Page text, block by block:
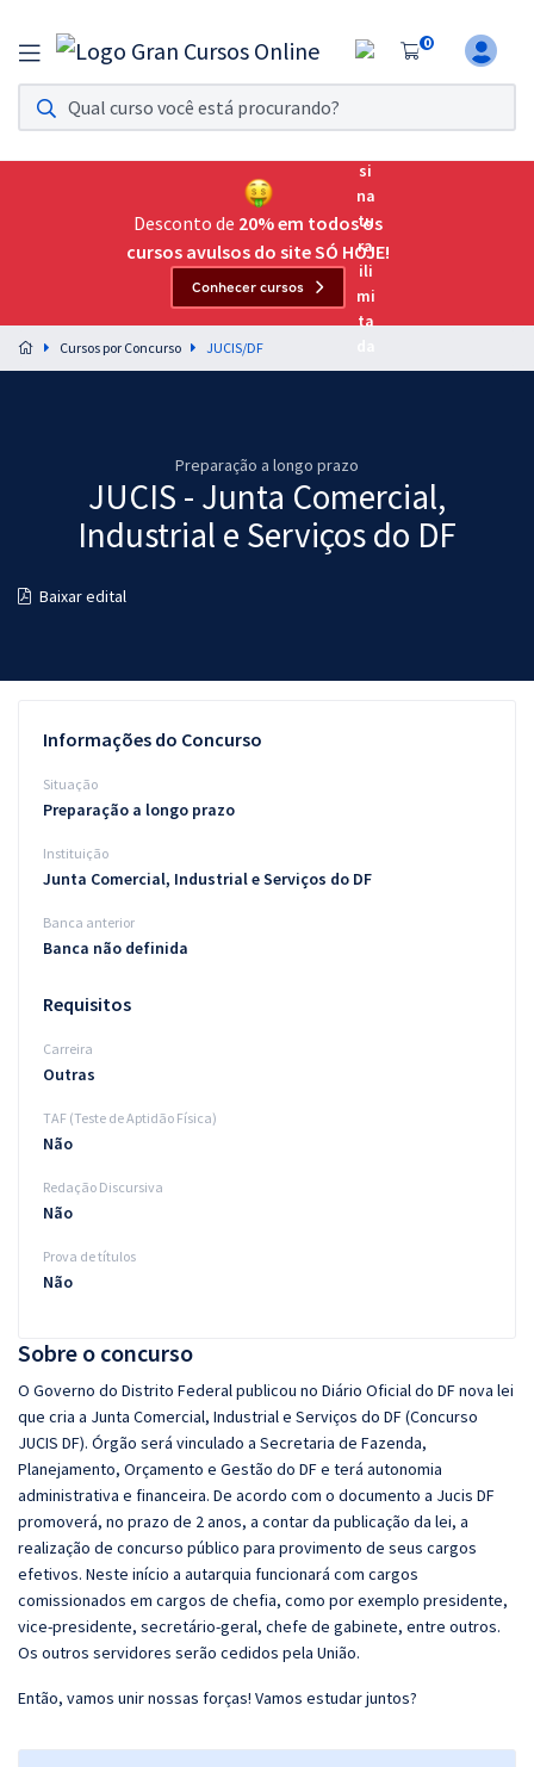
0
Assinatura Ilimitada 11
Acesso a todos os cursos. Teste grátis por 7 dias!
Assinatura OAB Até Passar
Acesso ilimitado a toda preparação para o Exame da
Preparação completa e intensiva para as principais
residências em saúde do Brasil
Assinatura Ilimitada
Cursos 20% OFF
Graduação
Questões grátis
Blog
Aprovados
Desconto de 20% em todos os
cursos avulsos do site SÓ HOJE!
Conhecer cursos
Cursos por Concurso JUCIS/DF
Preparação a longo prazo
JUCIS - Junta Comercial,
Industrial e Serviços do DF
Baixar edital
Sobre o concurso
O Governo do Distrito Federal publicou no Diário Oficial do DF nova lei
que cria a Junta Comercial, Industrial e Serviços do DF (Concurso
JUCIS DF). Órgão será vinculado a Secretaria de Fazenda,
Planejamento, Orçamento e Gestão do DF e terá autonomia
administrativa e financeira. De acordo com o documento a Jucis DF
promoverá, no prazo de 2 anos, a contar da publicação da lei, a
realização de concurso público para provimento de seus cargos
efetivos. Neste início a autarquia funcionará com cargos
comissionados em cargos de chefia, como por exemplo presidente,
vice-presidente, secretário-geral, chefe de gabinete, entre outros.
Os outros servidores serão cedidos pela União.
Então, vamos unir nossas forças! Vamos estudar juntos?
Informações do Concurso
Situação
Preparação a longo prazo
Instituição
Junta Comercial, Industrial e Serviços do DF
Banca anterior
Banca não definida
Requisitos
Carreira
Outras
TAF (Teste de Aptidão Física)
Não
Redação Discursiva
Não
Prova de títulos
Não